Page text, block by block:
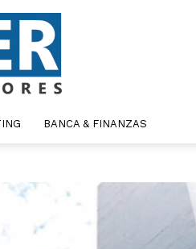
BANCA & FINANZAS